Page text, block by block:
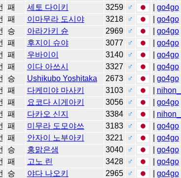
패 세토 다이키 3259 ♂ go4go
패 이마무라 도시야 3218 ♂ go4go
승 아라가키 슌 2969 ♂ go4go
패 후지이 슈야 3077 ♂ go4go
패 우바이이 3140 ♂ go4go
패 이다 아쓰시 3327 ♂ go4go
승 Ushikubo Yoshitaka 2673 ♂ go4go
패 다케미야 마사키 3103 ♂
패 요코다 시게아키 3056 ♂ go4go
패 다카오 신지 3384 ♂
패 미무라 도모야쓰 3183 ♂ go4go
패 안자이 노부아키 3221 ♂ go4go
승 홍맑은샘 3040 ♂ go4go
패 고노 린 3428 ♂ go4go
승 야다 나오키 2965 ♂ go4go